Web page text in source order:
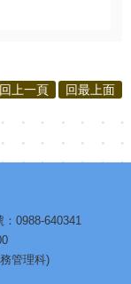
回上一頁 回最上面
0988-640341
管理科)